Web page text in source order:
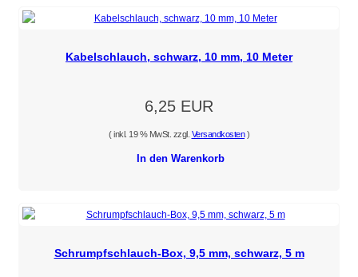
Kabelschlauch, schwarz, 10 mm, 10 Meter
6,25 EUR
( inkl. 19 % MwSt. zzgl. Versandkosten)
In den Warenkorb
Schrumpfschlauch-Box, 9,5 mm, schwarz, 5 m